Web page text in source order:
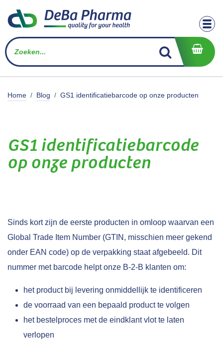
Home Blog GS1 identificatiebarcode op onze producten
GS1 identificatiebarcode
op onze producten
Sinds kort zijn de eerste producten in omloop waarvan een
Global Trade Item Number (GTIN, misschien meer gekend
onder EAN code) op de verpakking staat afgebeeld. Dit
nummer met barcode helpt onze B-2-B klanten om:
het product bij levering onmiddellijk te identificeren
de voorraad van een bepaald product te volgen
het bestelproces met de eindklant vlot te laten
verlopen